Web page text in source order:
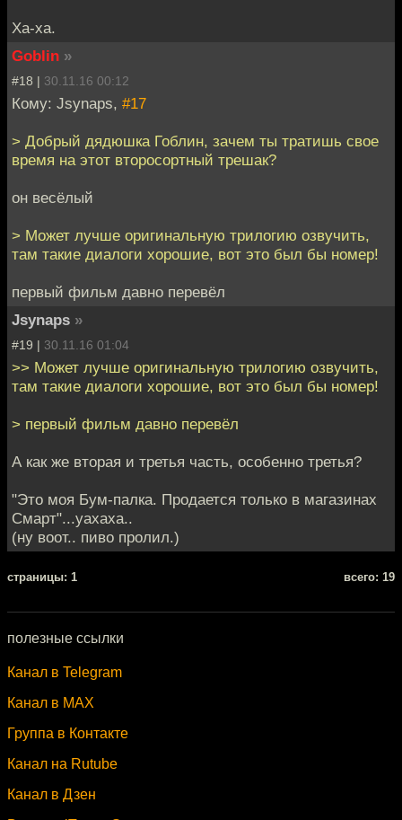
Ха-ха.
Goblin »
#18 | 30.11.16 00:12
Кому: Jsynaps, #17
> Добрый дядюшка Гоблин, зачем ты тратишь свое
время на этот второсортный трешак?
он весёлый
> Может лучше оригинальную трилогию озвучить,
там такие диалоги хорошие, вот это был бы номер!
первый фильм давно перевёл
Jsynaps »
#19 | 30.11.16 01:04
>> Может лучше оригинальную трилогию озвучить,
там такие диалоги хорошие, вот это был бы номер!
> первый фильм давно перевёл
А как же вторая и третья часть, особенно третья?
"Это моя Бум-палка. Продается только в магазинах
Смарт"...уахаха..
(ну воот.. пиво пролил.)
cтраницы: 1 всего: 19
полезные ссылки
Канал в Telegram
Канал в MAX
Группа в Контакте
Канал на Rutube
Канал в Дзен